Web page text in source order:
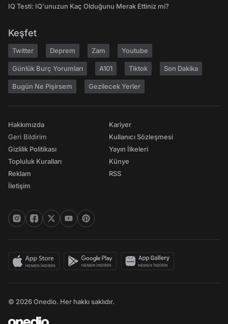
IQ Testi: IQ'unuzun Kaç Olduğunu Merak Ettiniz mi?
Keşfet
Twitter Deprem Zam Youtube
Günlük Burç Yorumları A101 Tiktok Son Dakika
Bugün Ne Pişirsem Gezilecek Yerler
Hakkımızda
Geri Bildirim
Gizlilik Politikası
Topluluk Kuralları
Reklam
İletişim
Kariyer
Kullanıcı Sözleşmesi
Yayın İlkeleri
Künye
RSS
© 2026 Onedio. Her hakkı saklıdır.